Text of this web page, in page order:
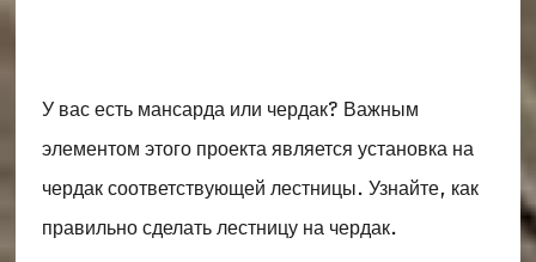
У вас есть мансарда или чердак? Важным
элементом этого проекта является установка на
чердак соответствующей лестницы. Узнайте, как
правильно сделать лестницу на чердак.